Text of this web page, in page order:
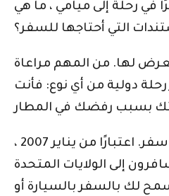
في رحلة إلى ميامي ، ما هي
التي أحتاجها للسفر؟
لها. من المهم مراعاة
دولية من أي نوع: فأنت
سوف تحتاج إلى جواز سفر. اعتبارًا من يناير 2007 ،
إلى الولايات المتحدة
لك بالسفر بالسيارة أو